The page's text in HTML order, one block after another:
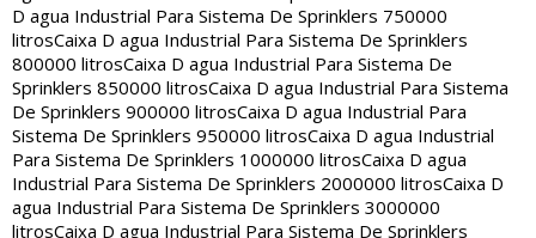
D agua Industrial Para Sistema De Sprinklers 750000
litrosCaixa D agua Industrial Para Sistema De Sprinklers
800000 litrosCaixa D agua Industrial Para Sistema De
Sprinklers 850000 litrosCaixa D agua Industrial Para Sistema
De Sprinklers 900000 litrosCaixa D agua Industrial Para
Sistema De Sprinklers 950000 litrosCaixa D agua Industrial
Para Sistema De Sprinklers 1000000 litrosCaixa D agua
Industrial Para Sistema De Sprinklers 2000000 litrosCaixa D
agua Industrial Para Sistema De Sprinklers 3000000
litrosCaixa D agua Industrial Para Sistema De Sprinklers